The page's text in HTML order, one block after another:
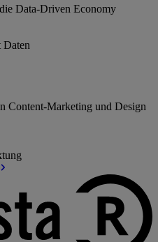
Data-Driven Economy
Daten
Content-Marketing und Design